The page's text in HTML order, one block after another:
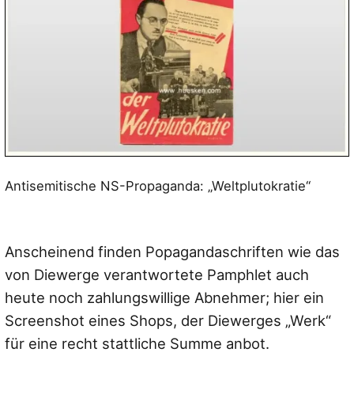
Antisemitische NS-Propaganda: „Weltplutokratie“
Anscheinend finden Popagandaschriften wie das
von Diewerge verantwortete Pamphlet auch
heute noch zahlungswillige Abnehmer; hier ein
Screenshot eines Shops, der Diewerges „Werk“
für eine recht stattliche Summe anbot.